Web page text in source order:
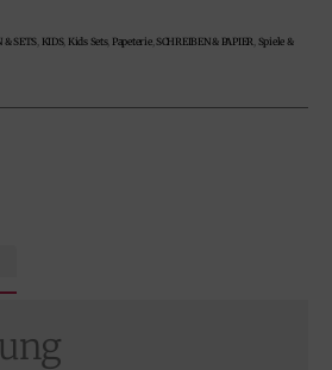
& SETS KIDS, Kids Sets, Papeterie, SCHREIBEN & PAPIER Spiele &